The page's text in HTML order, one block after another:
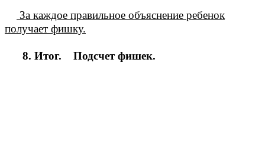
За каждое правильное объяснение ребенок
получает фишку.
8. Итог. Подсчет фишек.